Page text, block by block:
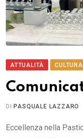
ATTUALITÀ
DI PASQUALE LAZZARO
Eccellenza nella